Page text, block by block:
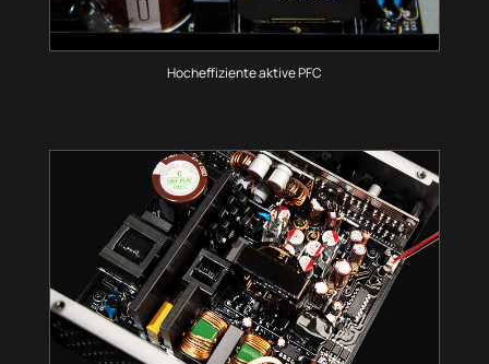
Hocheffiziente aktive PFC